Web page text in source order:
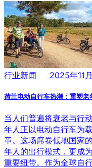
行业新闻 2025年11
荷兰电动自行车热潮：重塑
当人们普遍将衰老与行
年人正以电动自行车为
章。这场席卷低地国家
年人的出行模式，更成
重要纽带。作为全球自